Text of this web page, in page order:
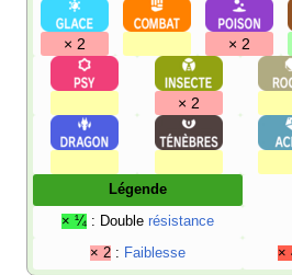
× 2 × 2
× 2
Légende
× ¼ : Double résistance
× 2 : Faiblesse ×